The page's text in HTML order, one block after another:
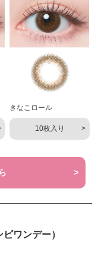
きなこロール
10枚入り
ワンデー）